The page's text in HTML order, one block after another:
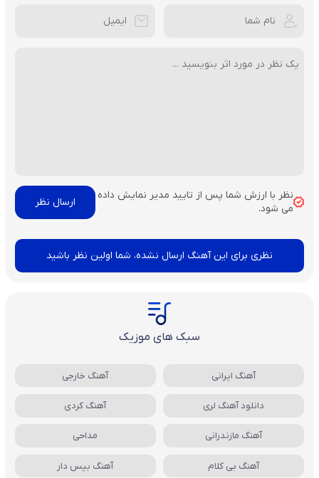
نظر با ارزش شما پس از تایید مدیر نمایش داده
می شود.
نظری برای این آهنگ ارسال نشده، شما اولین نظر باشید
سبک های موزیک
آهنگ ایرانی آهنگ خارجی
دانلود آهنگ لری آهنگ کردی
آهنگ مازندرانی مداحی
آهنگ بی کلام آهنگ بیس دار